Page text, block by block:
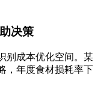
决策
别成本优化空间。某
，年度食材损耗率下